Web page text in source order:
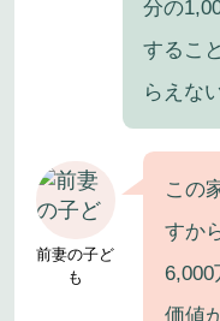
分の
するこ
らえな
前妻の子ど
も
この
すか
価値